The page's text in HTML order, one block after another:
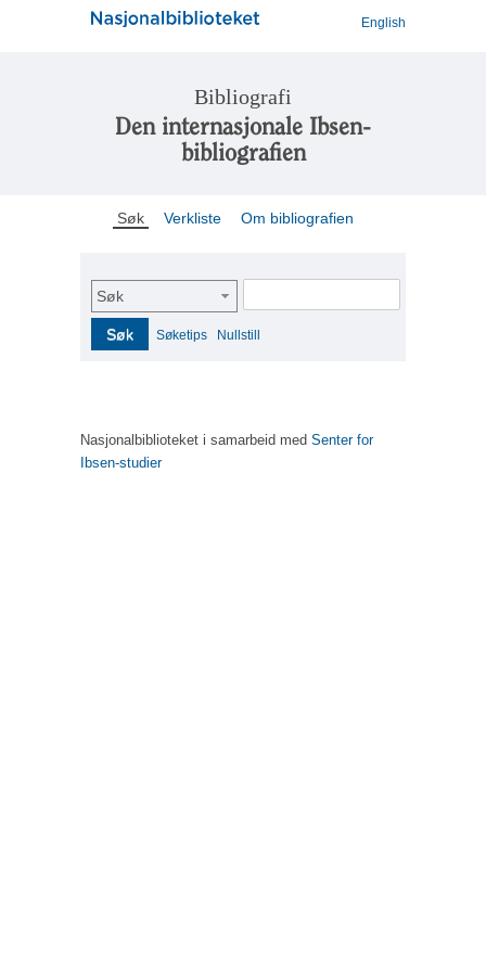
English
Bibliografi
Den internasjonale Ibsen-
bibliografien
Søk Verkliste Om bibliografien
Søk
Søk Søketips Nullstill
Nasjonalbiblioteket i samarbeid med Senter for
Ibsen-studier